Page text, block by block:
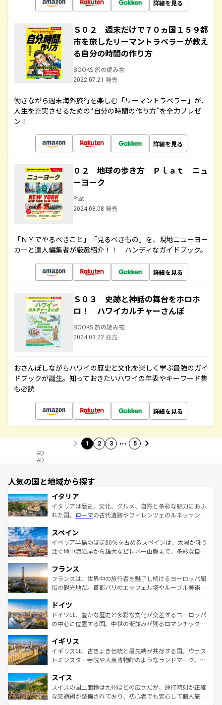
詳細を見る
Ｓ０２ 週末だけで７０ヵ国１５９都
市を旅したリーマントラベラーが教え
る自分の時間の作り方
BOOKS 旅の読み物
2022.07.21 発売
働きながら週末海外旅行を楽しむ「リーマントラベラー」が、
人生を充実させるための“自分の時間の作り方”を全力プレゼ
ン！
詳細を見る
０２ 地球の歩き方 Ｐｌａｔ ニュ
ーヨーク
Plat
2024.08.08 発売
「ＮＹでやるべきこと」「見るべきもの」を、現地ニューヨー
カーと達人編集者が厳選紹介！！ ハンディなガイドブック。
詳細を見る
Ｓ０３ 史跡と神話の舞台をホロホ
ロ！ ハワイカルチャーさんぽ
BOOKS 旅の読み物
2024.03.22 発売
おさんぽしながらハワイの歴史と文化を楽しく学ぶ最強のガイ
ドブックが誕生。知っておきたいハワイの年表やキーワード集
も必読
詳細を見る
1 2 3 … 5
AD
AD
人気の国と地域から探す
イタリア
イタリアは歴史、文化、グルメ、自然と多彩な魅力にあふ
れた国。 ローマの古代遺跡やフィレンツェのルネッサンス
ろん、トスカーナの美しい田園風景やアマルフィ海岸の絶
景など、自然景観も見逃せない。観光の合間には、本場の
ピザやパスタなど、絶品のイタリア料理を堪能することも
ませてくれるイタリアで、忘れられない旅をしてみよう！
なお、新着のイタリア情報はコンテンツ一覧 を参照してほ
しい。
スペイン
イベリア半島のほぼ80％を占めるスペインは、太陽が降り
注ぐ地中海沿岸から雄大なピレネー山脈まで、多彩な自然
文化が根付くこの国では、情熱的なフラメンコ、熱気あふ
れる闘牛、そして美味しいタパスが生活の一部となってい
る。首都マドリードの洗練された雰囲気や、バルセロナの
の城塞都市、穏やかなビーチリゾートまで多彩な表情を見
せる。地方によって風土や気候が異なるスペインはその個
性で訪れる人を魅了する。 なお、新着のスペイン情報はコ
フランス
フランスは、世界中の旅行者を魅了し続けるヨーロッパ屈
指の観光地だ。首都パリのエッフェル塔やルーブル美術館
で、幅広い魅力が詰まっている。華麗な宮殿、歴史的な大
聖堂、美しいビーチ、そして豊かな自然が、訪れる者を心
から魅了する。また、フランスは美食の国としても知ら
いる。シャンパンの発祥地であるランス、プロヴァンスの
香り高いラベンダー畑など、多彩な楽しみ方が可能だ。さ
らに、パリ以外の地域にも魅力が溢れており、どの街角に
れる地方に足を運ぶとそれぞれで全く異なる文化を体験で
きるだろう。 なお、新着のフランス情報はコンテンツ一覧
を参照してほしい。
ドイツ
ドイツは、豊かな歴史と多彩な文化が交差するヨーロッパ
の中心に位置する国。中世の街並みが残るロマンチック街
顔を持つこの国は、どこを歩いても飽きることがない。ベ
ルリンの文化的活気、バイエルン州のアルプスの絶景、そ
してライン川沿いのワイン畑といった風景は必見。ビール
は、お酒好きな人にはぜひ体験してほしい。 なお、新着の
ドイツ情報はコンテンツ一覧を参照してほしい。
イギリス
イギリスは、古きよき伝統と最先端が共存する国。ウェス
トミンスター寺院や大英博物館のようなランドマーク、歴
リアごとに異なる魅力がある。また、優雅なアフタヌーン
ティー、ビール好きにはたまらない英国パブ、サッカー観
戦など、本場だからこそできる体験も豊富。イギリスを旅
スイス
スイスの国土面積は九州ほどの広さだが、運行時刻が正確
な交通網が整備されており、初心者でも安心して個人旅行